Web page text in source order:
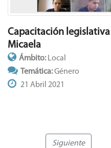
Capacitación
Micaela
Ámbito:Local
Temática:Género
21 Abril 2021
Siguiente